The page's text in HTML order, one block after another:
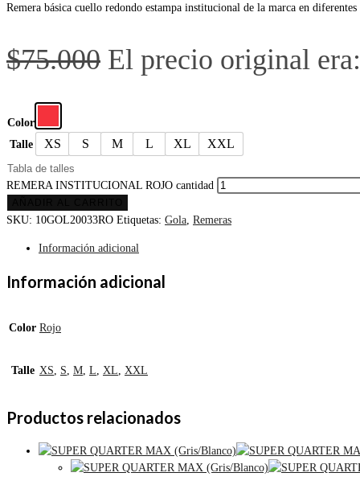
Remera básica cuello redondo estampa institucional de la marca en
$75.000 El precio original
Color
Talle
XS S M L XL XXL
Tabla de talles
REMERA INSTITUCIONAL ROJO cantidad
SKU: 10GOL20033RO Etiquetas: Gola, Remeras
Información adicional
Información adicional
Color Rojo
Talle XS, S, M, L, XL, XXL
Productos relacionados